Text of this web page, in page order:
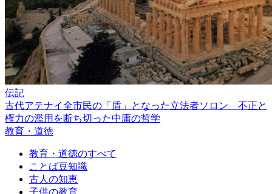
伝記
古代アテナイ全市民の「盾」となった立法者ソロン 不正と
権力の濫用を断ち切った中庸の哲学
教育・道徳
教育・道徳のすべて
ことば豆知識
古人の知恵
子供の教育